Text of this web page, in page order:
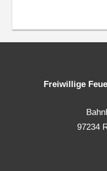
Freiwillige
97234